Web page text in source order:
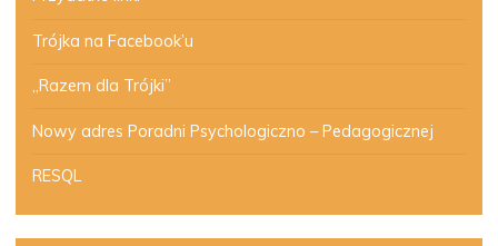
Trójka na Facebook’u
„Razem dla Trójki”
Nowy adres Poradni Psychologiczno – Pedagogicznej
RESQL